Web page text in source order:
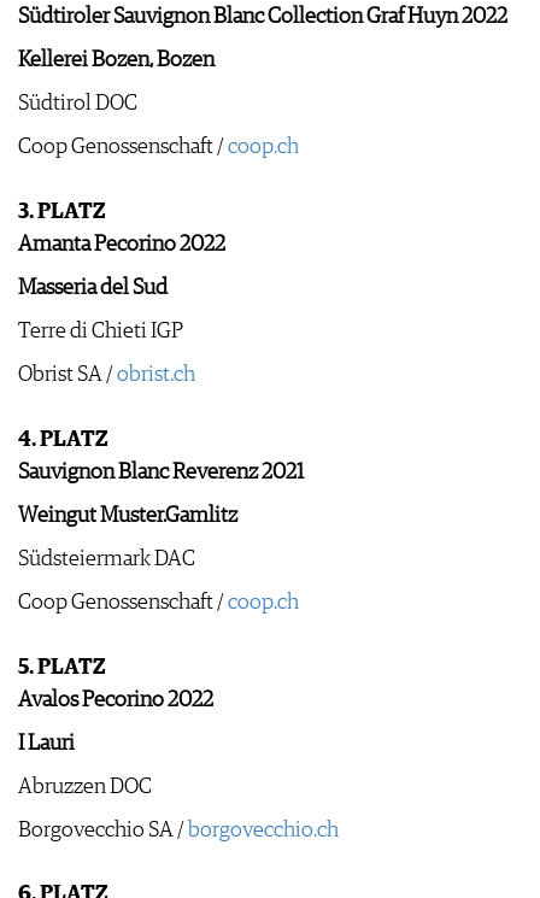
Südtiroler Sauvignon Blanc Collection Graf Huyn 2022
Kellerei Bozen, Bozen
Südtirol DOC
Coop Genossenschaft / coop.ch
3. PLATZ
Amanta Pecorino 2022
Masseria del Sud
Terre di Chieti IGP
Obrist SA / obrist.ch
4. PLATZ
Sauvignon Blanc Reverenz 2021
Weingut Muster.Gamlitz
Südsteiermark DAC
Coop Genossenschaft / coop.ch
5. PLATZ
Avalos Pecorino 2022
I Lauri
Abruzzen DOC
Borgovecchio SA / borgovecchio.ch